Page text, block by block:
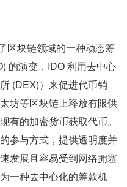
区块链领域的一种动态筹
的演变，IDO 利用去中心
(DEX)）来促进代币销
坊等区块链上释放有限供
有的加密货币获取代币。
参与方式，提供透明度并
发展且容易受到网络拥塞
一种去中心化的筹款机